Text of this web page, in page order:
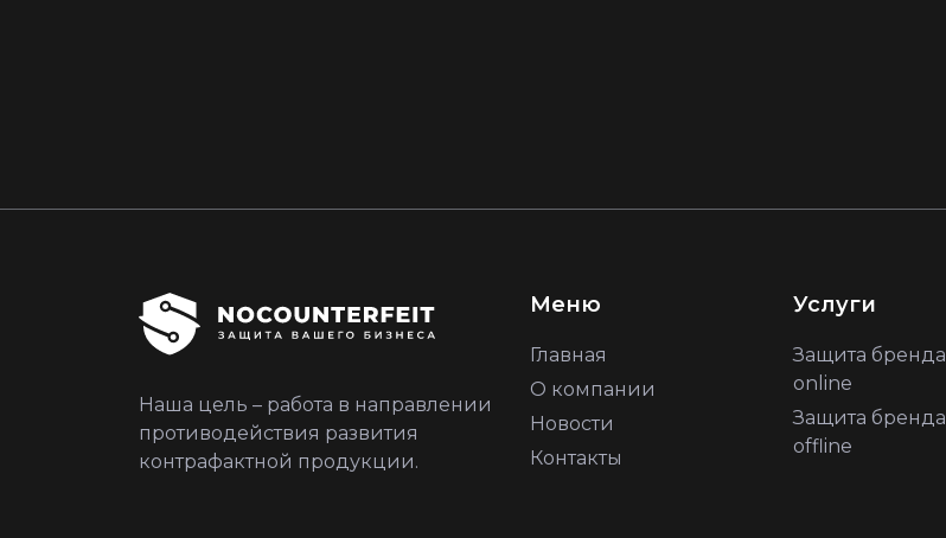
Наша цель – работа в направлении
противодействия развития
контрафактной продукции.
Меню
Главная
О компании
Новости
Контакты
Услуги
Защита бренда
online
Защита бренда
offline